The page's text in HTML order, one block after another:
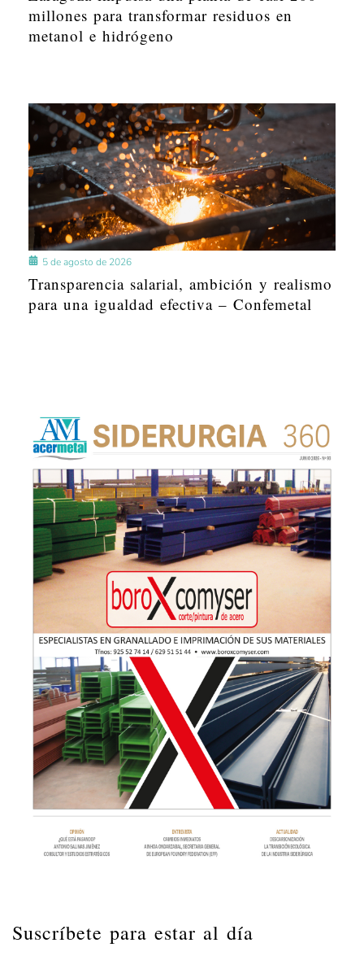
millones para transformar residuos en
metanol e hidrógeno
5 de agosto de 2026
Transparencia salarial, ambición y realismo
para una igualdad efectiva – Confemetal
Suscríbete para estar al día